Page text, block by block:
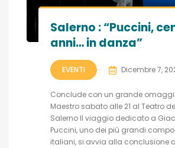
Salerno : “Puccini,
anni… in danza”
EVENTI Dicembre 7,
Conclude con un grande
Maestro sabato alle 21 al Teatro
Salerno Il viaggio dedicato a
Puccini, uno dei più grandi
italiani, si avvia alla conclusione